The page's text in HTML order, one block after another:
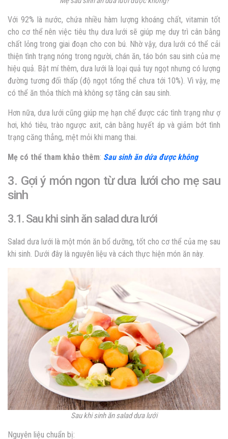
Với 92% là nước, chứa nhiều hàm lượng khoáng chất, vitamin tốt
cho cơ thể nên việc tiêu thụ dưa lưới sẽ giúp mẹ duy trì cân bằng
chất lỏng trong giai đoạn cho con bú. Nhờ vậy, dưa lưới có thể cải
thiện tình trạng nóng trong người, chán ăn, táo bón sau sinh của mẹ
hiệu quả. Bật mí thêm, dưa lưới là loại quả tuy ngọt nhưng có lượng
đường tương đối thấp (độ ngọt tổng thể chưa tới 10%). Vì vậy, mẹ
có thể ăn thỏa thích mà không sợ tăng cân sau sinh.
Hơn nữa, dưa lưới cũng giúp mẹ hạn chế được các tình trạng như ợ
hơi, khó tiêu, trào ngược axit, cân bằng huyết áp và giảm bớt tình
trạng căng thẳng, mệt mỏi khi mang thai.
Mẹ có thể tham khảo thêm: Sau sinh ăn dứa được không
3. Gợi ý món ngon từ dưa lưới cho mẹ sau
sinh
3.1. Sau khi sinh ăn salad dưa lưới
Salad dưa lưới là một món ăn bổ dưỡng, tốt cho cơ thể của mẹ sau
khi sinh. Dưới đây là nguyên liệu và cách thực hiện món ăn này.
Sau khi sinh ăn salad dưa lưới
Nguyên liệu chuẩn bị: